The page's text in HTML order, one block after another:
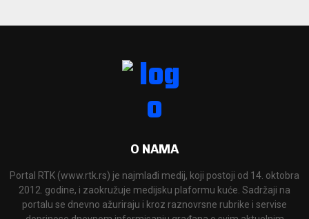
O NAMA
Portal RTK (www.rtk.rs) je najmlađi medij, koji postoji od 14. oktobra
2012. godine, i zaokružuje medijsku plaformu kuće. Sadržaji na
portalu se dnevno ažuriraju i kroz raznovrsne rubrike i servise